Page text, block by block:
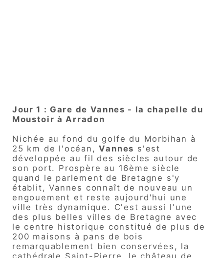
Jour 1 : Gare de Vannes - la chapelle du
Moustoir à Arradon
Nichée au fond du golfe du Morbihan à
25 km de l'océan,Vannes s'est
développée au fil des siècles autour de
son port. Prospère au 16ème siècle
quand le parlement de Bretagne s'y
établit, Vannes connaît de nouveau un
engouement et reste aujourd'hui une
ville très dynamique. C'est aussi l'une
des plus belles villes de Bretagne avec
le centre historique constitué de plus de
200 maisons à pans de bois
remarquablement bien conservées, la
cathédrale Saint-Pierre, le château de